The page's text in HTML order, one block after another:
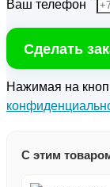
Сделать
Нажимая на
С этим